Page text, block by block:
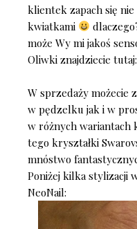
klientek zapach się
kwiatkami
może Wy mi jakoś
Oliwki znajdziecie tutaj:
W sprzedaży możecie
w pędzelku jak i w
w różnych wariantach
tego kryształki
mnóstwo
Poniżej kilka stylizacji
NeoNail: